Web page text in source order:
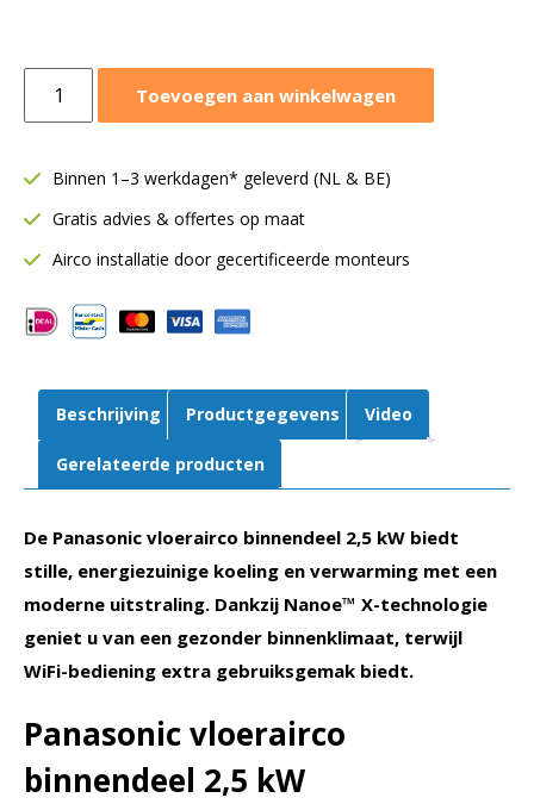
vloerairco
kW
Binnendeel
|
CZ25CFEAW
aantal
Toevoegen aan winkelwagen
Binnen 1–3 werkdagen* geleverd (NL & BE)
Gratis advies & offertes op maat
Airco installatie door gecertificeerde monteurs
Beschrijving Productgegevens Video
Gerelateerde producten
De Panasonic vloerairco binnendeel 2,5 kW biedt
stille, energiezuinige koeling en verwarming met een
moderne uitstraling. Dankzij Nanoe™ X-technologie
geniet u van een gezonder binnenklimaat, terwijl
WiFi-bediening extra gebruiksgemak biedt.
Panasonic vloerairco
binnendeel 2,5 kW